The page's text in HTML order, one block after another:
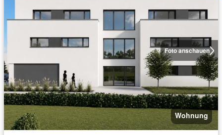
Foto anschauen
Wohnung